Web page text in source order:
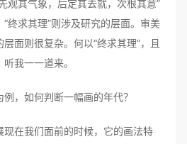
观其气象，后定其去就，次根其意”
终求其理”则涉及研究的层面。审美
面则很复杂。何以“终求其理”，且
我一一道来。
，如何判断一幅画的年代？
在我们面前的时候，它的画法特